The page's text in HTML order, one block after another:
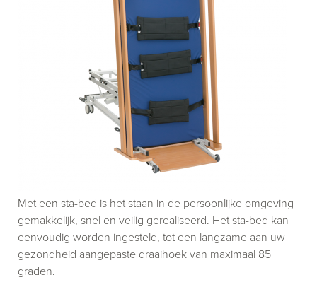
Met een sta-bed is het staan in de persoonlijke omgeving
gemakkelijk, snel en veilig gerealiseerd. Het sta-bed kan
eenvoudig worden ingesteld, tot een langzame aan uw
gezondheid aangepaste draaihoek van maximaal 85
graden.